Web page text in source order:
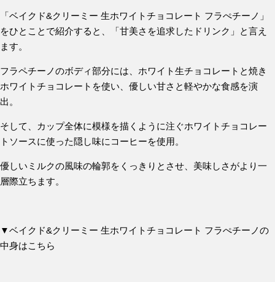
「ベイクド&クリーミー 生ホワイトチョコレート フラぺチーノ」
をひとことで紹介すると、「甘美さを追求したドリンク 」と言え
ます。
フラペチーノのボディ部分には、ホワイト生チョコレートと焼き
ホワイトチョコレートを使い、優しい甘さと軽やかな食感を演
出。
そして、カップ全体に模様を描くように注ぐホワイトチョコレー
トソースに使った隠し味にコーヒーを使用。
優しいミルクの風味の輪郭をくっきりとさせ、美味しさがより一
層際立ちます。
▼ベイクド&クリーミー 生ホワイトチョコレート フラぺチーノの
中身はこちら